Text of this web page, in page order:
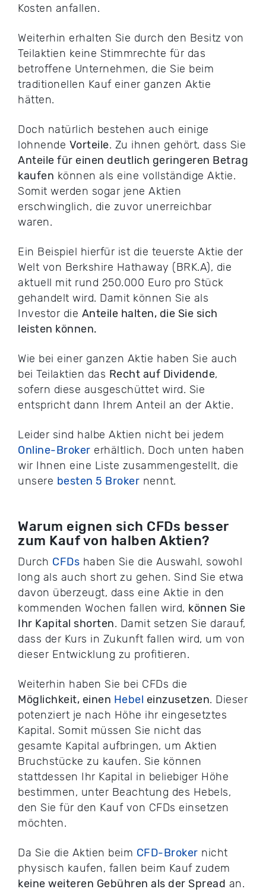
Kosten anfallen.
Weiterhin erhalten Sie durch den Besitz von
Teilaktien keine Stimmrechte für das
betroffene Unternehmen, die Sie beim
traditionellen Kauf einer ganzen Aktie
hätten.
Doch natürlich bestehen auch einige
lohnende Vorteile. Zu ihnen gehört, dass Sie
Anteile für einen deutlich geringeren Betrag
kaufen können als eine vollständige Aktie.
Somit werden sogar jene Aktien
erschwinglich, die zuvor unerreichbar
waren.
Ein Beispiel hierfür ist die teuerste Aktie der
Welt von Berkshire Hathaway (BRK.A), die
aktuell mit rund 250.000 Euro pro Stück
gehandelt wird. Damit können Sie als
Investor die Anteile halten, die Sie sich
leisten können.
Wie bei einer ganzen Aktie haben Sie auch
bei Teilaktien das Recht auf Dividende,
sofern diese ausgeschüttet wird. Sie
entspricht dann Ihrem Anteil an der Aktie.
Leider sind halbe Aktien nicht bei jedem
Online-Broker erhältlich. Doch unten haben
wir Ihnen eine Liste zusammengestellt, die
unsere besten 5 Broker nennt.
Warum eignen sich CFDs besser
zum Kauf von halben Aktien?
Durch CFDs haben Sie die Auswahl, sowohl
long als auch short zu gehen. Sind Sie etwa
davon überzeugt, dass eine Aktie in den
kommenden Wochen fallen wird, können Sie
Ihr Kapital shorten. Damit setzen Sie darauf,
dass der Kurs in Zukunft fallen wird, um von
dieser Entwicklung zu profitieren.
Weiterhin haben Sie bei CFDs die
Möglichkeit, einen Hebel einzusetzen. Dieser
potenziert je nach Höhe ihr eingesetztes
Kapital. Somit müssen Sie nicht das
gesamte Kapital aufbringen, um Aktien
Bruchstücke zu kaufen. Sie können
stattdessen Ihr Kapital in beliebiger Höhe
bestimmen, unter Beachtung des Hebels,
den Sie für den Kauf von CFDs einsetzen
möchten.
Da Sie die Aktien beim CFD-Broker nicht
physisch kaufen, fallen beim Kauf zudem
keine weiteren Gebühren als der Spread an.